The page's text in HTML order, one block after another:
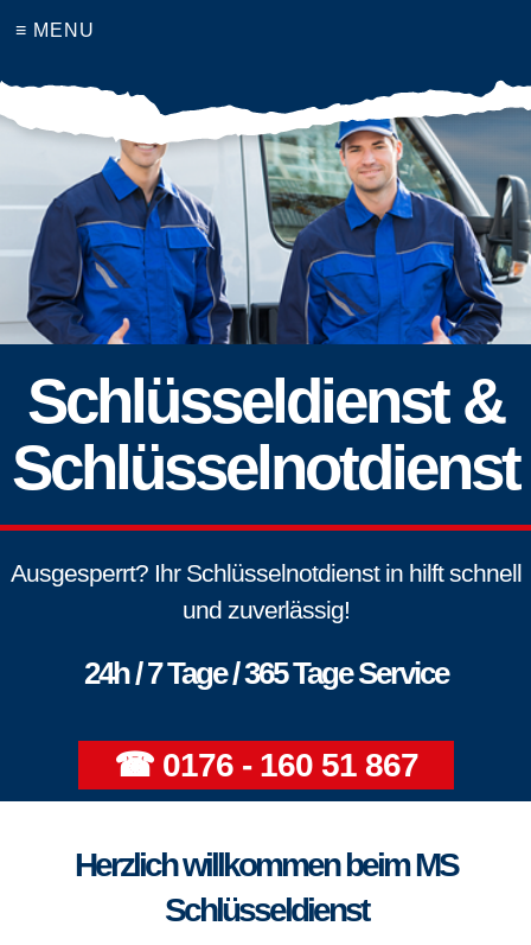
≡ MENU
Schlüsseldienst &
Schlüsselnotdienst
Ausgesperrt? Ihr Schlüsselnotdienst in hilft schnell
und zuverlässig!
24h / 7 Tage / 365 Tage Service
☎ 0176 - 160 51 867
Herzlich willkommen beim MS
Schlüsseldienst